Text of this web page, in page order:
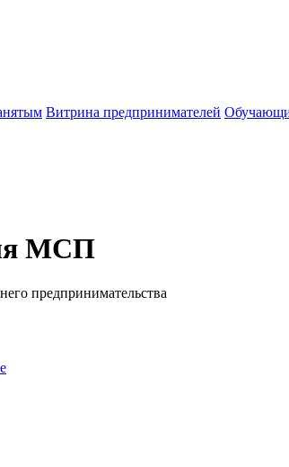
Витрина предпринимателей
МСП
предпринимательства